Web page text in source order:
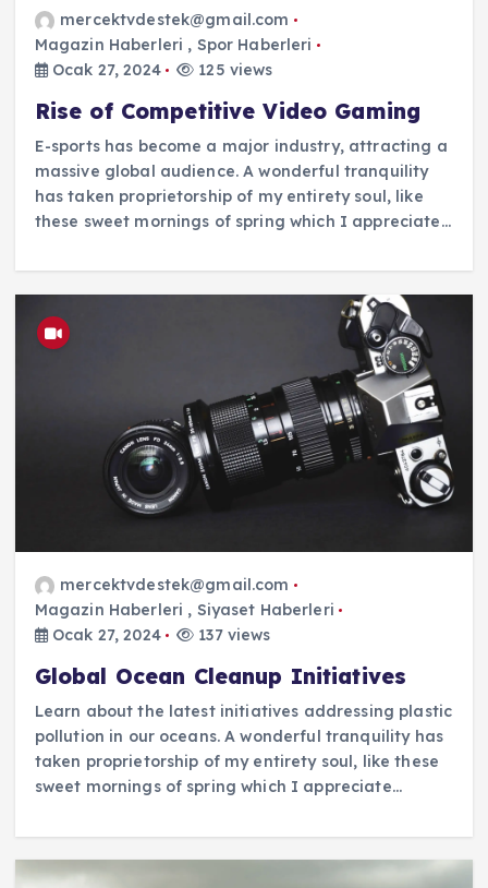
mercektvdestek@gmail.com
Magazin Haberleri , Spor Haberleri
Ocak 27, 2024
125 views
Rise of Competitive Video Gaming
E-sports has become a major industry, attracting a
massive global audience. A wonderful tranquility
has taken proprietorship of my entirety soul, like
these sweet mornings of spring which I appreciate…
mercektvdestek@gmail.com
Magazin Haberleri , Siyaset Haberleri
Ocak 27, 2024
137 views
Global Ocean Cleanup Initiatives
Learn about the latest initiatives addressing plastic
pollution in our oceans. A wonderful tranquility has
taken proprietorship of my entirety soul, like these
sweet mornings of spring which I appreciate…